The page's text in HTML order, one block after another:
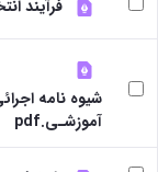
تکمیلی
کارشناسی
فرم
ها
ترفیع
آئین
نامه
های
پژوهشی
فرم
آموزشی
بهداشت
و
کنترل
کیفی
موادغذایی
فرآیند
شیوه نامه
آموزشـی.pdf